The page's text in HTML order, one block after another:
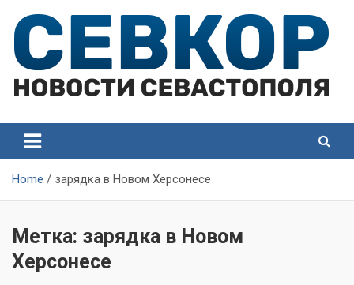
content
Севастополя
Севастополя
Home зарядка в Новом Херсонесе
Метка: зарядка в Новом
Херсонесе